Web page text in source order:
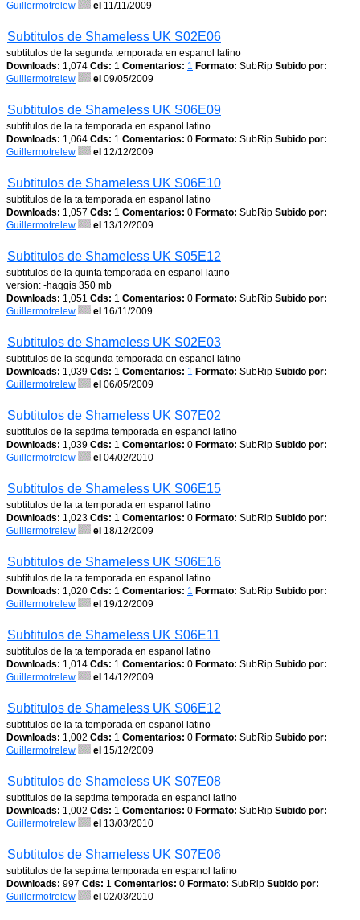
Guillermotrelew el 11/11/2009
Subtitulos de Shameless UK S02E06
subtitulos de la segunda temporada en espanol latino
Downloads: 1,074 Cds: 1 Comentarios: 1 Formato: SubRip Subido por:
Guillermotrelew
el 09/05/2009
Subtitulos de Shameless UK S06E09
subtitulos de la ta temporada en espanol latino
Downloads: 1,064 Cds: 1 Comentarios: 0 Formato: SubRip Subido por:
Guillermotrelew
el 12/12/2009
Subtitulos de Shameless UK S06E10
subtitulos de la ta temporada en espanol latino
Downloads: 1,057 Cds: 1 Comentarios: 0 Formato: SubRip Subido por:
Guillermotrelew
el 13/12/2009
Subtitulos de Shameless UK S05E12
subtitulos de la quinta temporada en espanol latino
version: -haggis 350 mb
Downloads: 1,051 Cds: 1 Comentarios: 0 Formato: SubRip Subido por:
Guillermotrelew
el 16/11/2009
Subtitulos de Shameless UK S02E03
subtitulos de la segunda temporada en espanol latino
Downloads: 1,039 Cds: 1 Comentarios: 1 Formato: SubRip Subido por:
Guillermotrelew
el 06/05/2009
Subtitulos de Shameless UK S07E02
subtitulos de la septima temporada en espanol latino
Downloads: 1,039 Cds: 1 Comentarios: 0 Formato: SubRip Subido por:
Guillermotrelew
el 04/02/2010
Subtitulos de Shameless UK S06E15
subtitulos de la ta temporada en espanol latino
Downloads: 1,023 Cds: 1 Comentarios: 0 Formato: SubRip Subido por:
Guillermotrelew
el 18/12/2009
Subtitulos de Shameless UK S06E16
subtitulos de la ta temporada en espanol latino
Downloads: 1,020 Cds: 1 Comentarios: 1 Formato: SubRip Subido por:
Guillermotrelew
el 19/12/2009
Subtitulos de Shameless UK S06E11
subtitulos de la ta temporada en espanol latino
Downloads: 1,014 Cds: 1 Comentarios: 0 Formato: SubRip Subido por:
Guillermotrelew
el 14/12/2009
Subtitulos de Shameless UK S06E12
subtitulos de la ta temporada en espanol latino
Downloads: 1,002 Cds: 1 Comentarios: 0 Formato: SubRip Subido por:
Guillermotrelew
el 15/12/2009
Subtitulos de Shameless UK S07E08
subtitulos de la septima temporada en espanol latino
Downloads: 1,002 Cds: 1 Comentarios: 0 Formato: SubRip Subido por:
Guillermotrelew
el 13/03/2010
Subtitulos de Shameless UK S07E06
subtitulos de la septima temporada en espanol latino
Downloads: 997 Cds: 1 Comentarios: 0 Formato: SubRip Subido por:
Guillermotrelew
el 02/03/2010